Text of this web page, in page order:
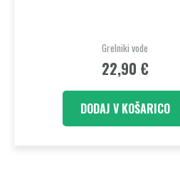
Grelniki vode
22,90 €
DODAJ V KOŠARICO